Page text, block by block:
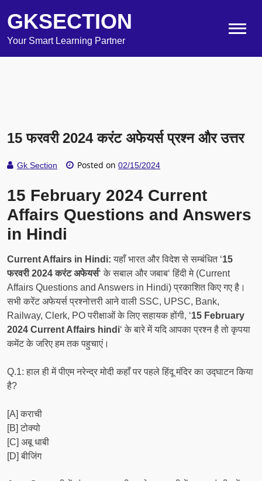
GKSECTION
Your Smart Learning Partner
15 फरवरी 2024 करंट अफेयर्स प्रश्न और उत्तर
Gk Section Posted on 02/15/2024
15 February 2024 Current
Affairs Questions and Answers
in Hindi
Current Affairs in Hindi: यहाँ भारत और विदेश से सम्बंधित ‘15
फरवरी 2024 करंट अफेयर्स‘ के सबाल और जबाब‘ हिंदी मे (Current
Affairs Questions and Answers in Hindi) प्रकाशित किए गए है।
सभी करेंट अफेयर्स प्रश्नोत्तरी आने वाली SSC, UPSC, Bank,
Railway, Clerk, PO परीक्षाओं के लिए सहायक होंगी, ‘15 February
2024 Current Affairs hindi‘ के बारे में यदि आपका प्रश्न है तो कृपया
कमेंट के जरिए हम तक पहुचाएं।
Q.1: हाल ही में पीएम नरेन्द्र मोदी कहाँ पर पहले हिंदू मंदिर का उद्घाटन किया
है?
[A] कराची
[B] टोक्यो
[C] अबू धाबी
[D] बीजिंग